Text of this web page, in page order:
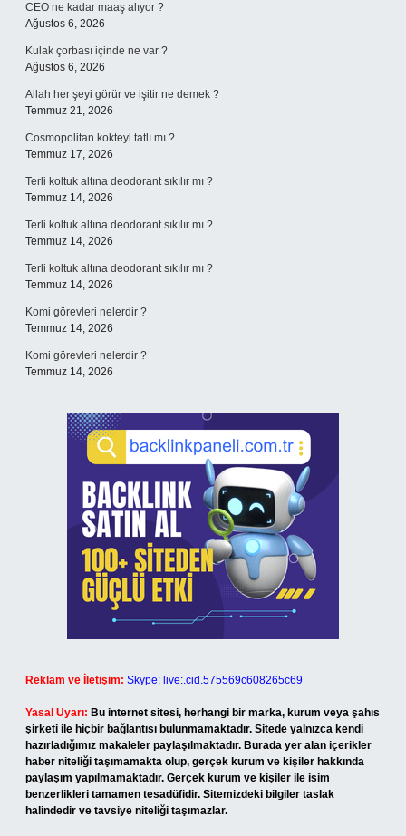
CEO ne kadar maaş alıyor ?
Ağustos 6, 2026
Kulak çorbası içinde ne var ?
Ağustos 6, 2026
Allah her şeyi görür ve işitir ne demek ?
Temmuz 21, 2026
Cosmopolitan kokteyl tatlı mı ?
Temmuz 17, 2026
Terli koltuk altına deodorant sıkılır mı ?
Temmuz 14, 2026
Terli koltuk altına deodorant sıkılır mı ?
Temmuz 14, 2026
Terli koltuk altına deodorant sıkılır mı ?
Temmuz 14, 2026
Komi görevleri nelerdir ?
Temmuz 14, 2026
Komi görevleri nelerdir ?
Temmuz 14, 2026
Reklam ve İletişim: Skype: live:.cid.575569c608265c69
Yasal Uyarı: Bu internet sitesi, herhangi bir marka, kurum veya şahıs
şirketi ile hiçbir bağlantısı bulunmamaktadır. Sitede yalnızca kendi
hazırladığımız makaleler paylaşılmaktadır. Burada yer alan içerikler
haber niteliği taşımamakta olup, gerçek kurum ve kişiler hakkında
paylaşım yapılmamaktadır. Gerçek kurum ve kişiler ile isim
benzerlikleri tamamen tesadüfidir. Sitemizdeki bilgiler taslak
halindedir ve tavsiye niteliği taşımazlar.